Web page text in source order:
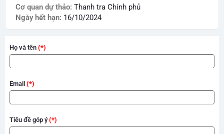
Cơ quan dự thảo: Thanh tra Chính phủ
Ngày hết hạn: 16/10/2024
Họ và tên
Email
Tiêu đề góp ý